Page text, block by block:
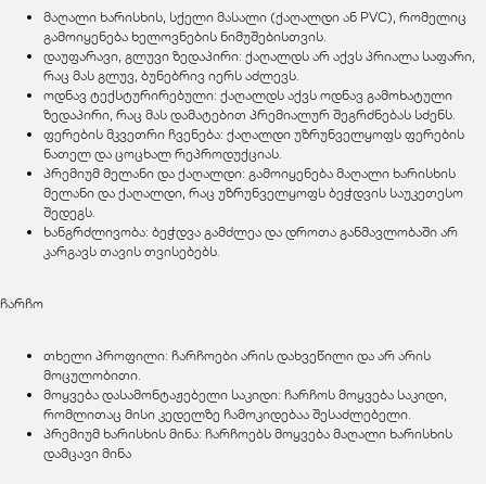
მაღალი ხარისხის, სქელი მასალი (ქაღალდი ან PVC), რომელიც
გამოიყენება ხელოვნების ნიმუშებისთვის.
დაუფარავი, გლუვი ზედაპირი: ქაღალდს არ აქვს პრიალა საფარი,
რაც მას გლუვ, ბუნებრივ იერს აძლევს.
ოდნავ ტექსტურირებული: ქაღალდს აქვს ოდნავ გამოხატული
ზედაპირი, რაც მას დამატებით პრემიალურ შეგრძნებას სძენს.
ფერების მკვეთრი ჩვენება: ქაღალდი უზრუნველყოფს ფერების
ნათელ და ცოცხალ რეპროდუქციას.
პრემიუმ მელანი და ქაღალდი: გამოიყენება მაღალი ხარისხის
მელანი და ქაღალდი, რაც უზრუნველყოფს ბეჭდვის საუკეთესო
შედეგს.
ხანგრძლივობა: ბეჭდვა გამძლეა და დროთა განმავლობაში არ
კარგავს თავის თვისებებს.
ჩარჩო
თხელი პროფილი: ჩარჩოები არის დახვეწილი და არ არის
მოცულობითი.
მოყვება დასამონტაჟებელი საკიდი: ჩარჩოს მოყვება საკიდი,
რომლითაც მისი კედელზე ჩამოკიდებაა შესაძლებელი.
პრემიუმ ხარისხის მინა: ჩარჩოებს მოყვება მაღალი ხარისხის
დამცავი მინა